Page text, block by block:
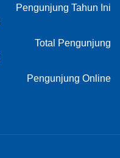
Pengunjung Tahun Ini
Total Pengunjung
Pengunjung Online